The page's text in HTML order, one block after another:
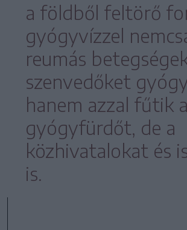
a földből feltörő
gyógyvízzel
reumás
szenvedőket
hanem azzal fűtik
gyógyfürdőt, de a
közhivatalokat és
is.